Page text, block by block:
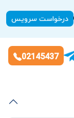
درخواست سرویس
02145437